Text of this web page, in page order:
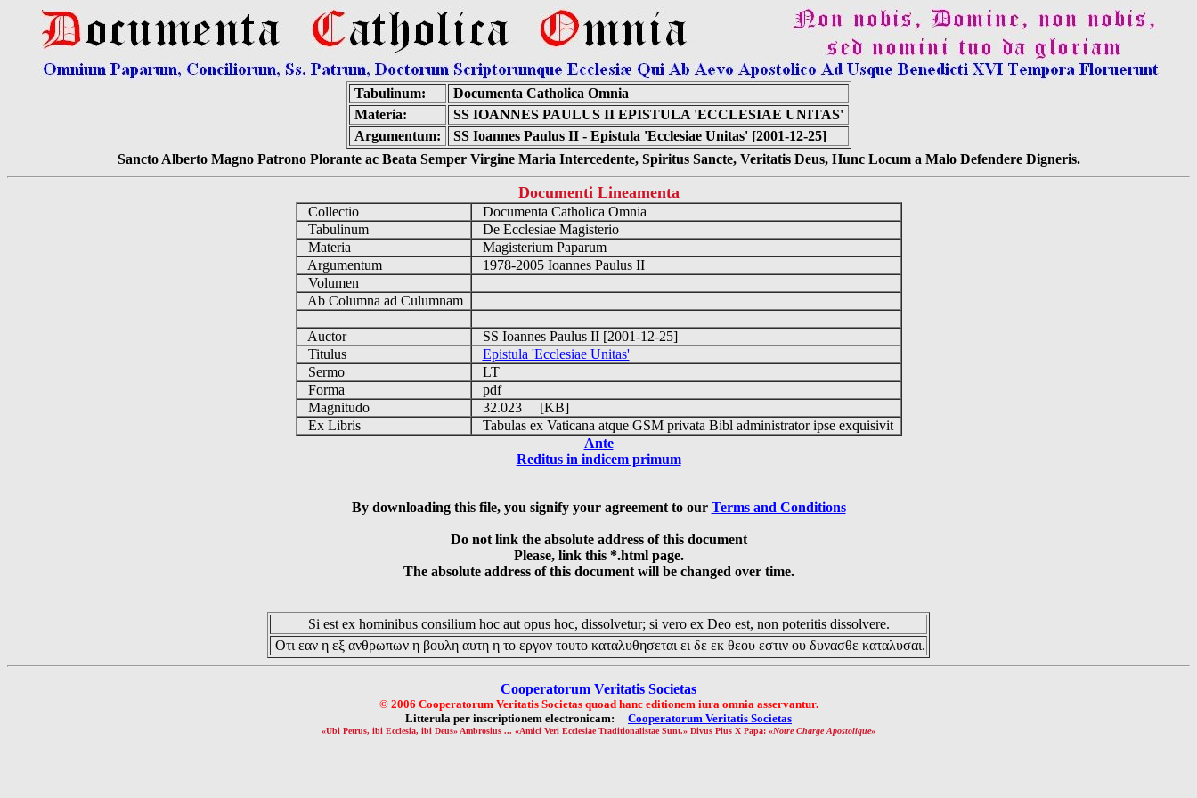
Tabulinum:
Documenta Catholica Omnia
Materia:
SS IOANNES PAULUS II EPISTULA 'ECCLESIAE UNITAS'
Argumentum:
SS Ioannes Paulus II - Epistula 'Ecclesiae Unitas' [2001-12-25]
Sancto Alberto Magno Patrono Plorante ac Beata Semper Virgine Maria Intercedente, Spiritus Sancte, Veritatis Deus, Hunc Locum a Malo Defendere Digneris.
Documenti Lineamenta
Collectio
Documenta Catholica Omnia
Tabulinum
De Ecclesiae Magisterio
Materia
Magisterium Paparum
Argumentum
1978-2005 Ioannes Paulus II
Volumen
Ab Columna ad Culumnam
Auctor
SS Ioannes Paulus II [2001-12-25]
Titulus
Epistula 'Ecclesiae Unitas'
Sermo
LT
Forma
pdf
Magnitudo
32.023 [KB]
Ex Libris
Tabulas ex Vaticana atque GSM privata Bibl administrator ipse exquisivit
Ante
Reditus in indicem primum
By downloading this file, you signify your agreement to our Terms and Conditions
Do not link the absolute address of this document
Please, link this *.html page.
The absolute address of this document will be changed over time.
Si est ex hominibus consilium hoc aut opus hoc, dissolvetur; si vero ex Deo est, non poteritis dissolvere.
Οτι εαν η εξ ανθρωπων η βουλη αυτη η το εργον τουτο καταλυθησεται ει δε εκ θεου εστιν ου δυνασθε καταλυσαι.
Cooperatorum Veritatis Societas
© 2006 Cooperatorum Veritatis Societas quoad hanc editionem iura omnia asservantur.
Litterula per inscriptionem electronicam: Cooperatorum Veritatis Societas
«Ubi Petrus, ibi Ecclesia, ibi Deus» Ambrosius ... «Amici Veri Ecclesiae Traditionalistae Sunt.» Divus Pius X Papa: «Notre Charge Apostolique»